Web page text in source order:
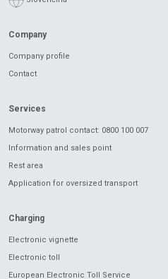
Company
Company profile
Contact
Services
Motorway patrol contact: 0800 100 007
Information and sales point
Rest area
Application for oversized transport
Charging
Electronic vignette
Electronic toll
European Electronic Toll Service